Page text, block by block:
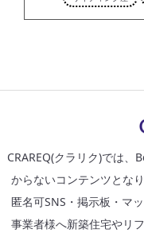
CRAREQ(クラリク)では
からないコンテンツとな
匿名可SNS・掲示板・マ
事業者様へ新築住宅やリ